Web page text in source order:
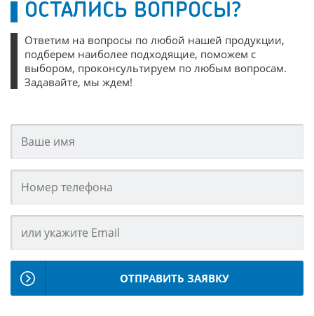
ОСТАЛИСЬ ВОПРОСЫ?
Ответим на вопросы по любой нашей продукции,
подберем наиболее подходящие, поможем с
выбором, проконсультируем по любым вопросам.
Задавайте, мы ждем!
ОТПРАВИТЬ ЗАЯВКУ